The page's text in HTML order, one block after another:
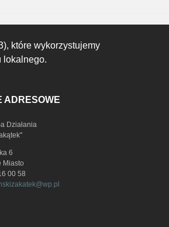
które wykorzystujemy
lokalnego.
ADRESOWE
Działania
6
Miasto
00 58